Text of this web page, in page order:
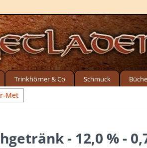
Trinkhörner & Co Schmuck
Met
- 12,0 % -